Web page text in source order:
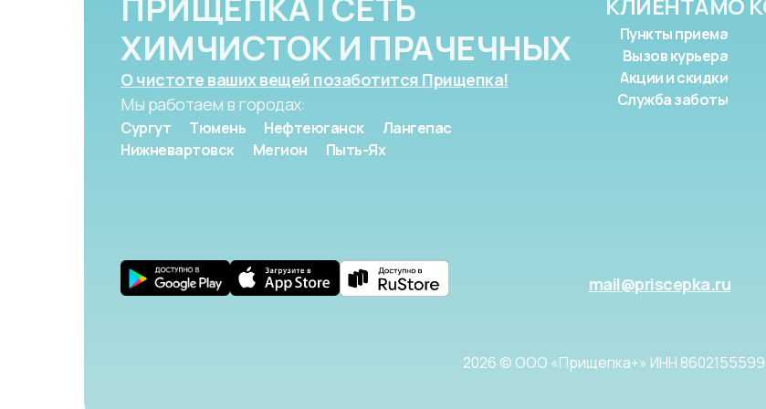
ХИМЧИСТОК И ПРАЧЕЧНЫХ
О чистоте ваших вещей позаботится Прищепка!
Мы работаем в городах:
Сургут Тюмень Нефтеюганск
Лангепас
Нижневартовск
Мегион Пыть-Ях
Пункты приема
Вызов курьера
Акции и скидки
Служба заботы
mail@priscepka.ru
2026 © ООО «Прищепка+» ИНН 8602155599